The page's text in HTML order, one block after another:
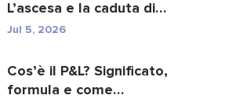
L’ascesa e la caduta di
BitBoy
Jul 5, 2026
Cos’è il P&L? Significato,
formula e come